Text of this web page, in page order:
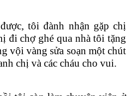
tôi đành nhận gặp chị
đi chợ ghé qua nhà tôi tặng
vội vàng sửa soạn một chút
chị và các cháu cho vui.